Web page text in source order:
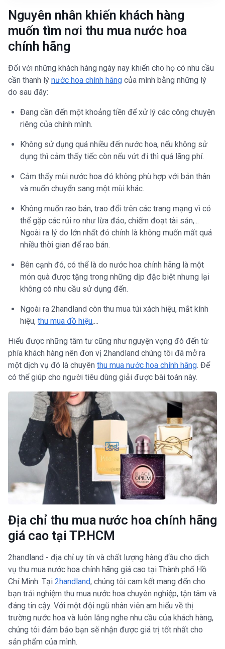
Nguyên nhân khiến khách hàng
muốn tìm nơi thu mua nước hoa
chính hãng
Đối với những khách hàng ngày nay khiến cho họ có nhu cầu
cần thanh lý nước hoa chính hãng của mình bằng những lý
do sau đây:
Đang cần đến một khoảng tiền để xử lý các công chuyện
riêng của chính mình.
Không sử dụng quá nhiều đến nước hoa, nếu không sử
dụng thì cảm thấy tiếc còn nếu vứt đi thì quá lãng phí.
Cảm thấy mùi nước hoa đó không phù hợp với bản thân
và muốn chuyển sang một mùi khác.
Không muốn rao bán, trao đổi trên các trang mạng vì có
thể gặp các rủi ro như lừa đảo, chiếm đoạt tài sản,...
Ngoài ra lý do lớn nhất đó chính là không muốn mất quá
nhiều thời gian để rao bán.
Bên cạnh đó, có thể là do nước hoa chính hãng là một
món quà được tặng trong những dịp đặc biệt nhưng lại
không có nhu cầu sử dụng đến.
Ngoài ra 2handland còn thu mua túi xách hiệu, mắt kính
hiệu, thu mua đồ hiệu,...
Hiểu được những tâm tư cũng như nguyện vọng đó đến từ
phía khách hàng nên đơn vị 2handland chúng tôi đã mở ra
một dịch vụ đó là chuyên thu mua nước hoa chính hãng. Để
có thể giúp cho người tiêu dùng giải được bài toán này.
Địa chỉ thu mua nước hoa chính hãng
giá cao tại TP.HCM
2handland - địa chỉ uy tín và chất lượng hàng đầu cho dịch
vụ thu mua nước hoa chính hãng giá cao tại Thành phố Hồ
Chí Minh. Tại 2handland, chúng tôi cam kết mang đến cho
bạn trải nghiệm thu mua nước hoa chuyên nghiệp, tận tâm và
đáng tin cậy. Với một đội ngũ nhân viên am hiểu về thị
trường nước hoa và luôn lắng nghe nhu cầu của khách hàng,
chúng tôi đảm bảo bạn sẽ nhận được giá trị tốt nhất cho
sản phẩm của mình.